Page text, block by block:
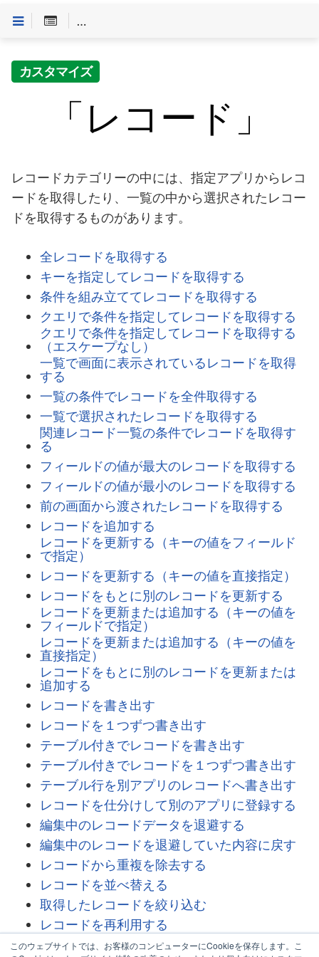
このウェブサイトでは、お客様のコンピューターにCookieを保存します。こ
Customineドキュメントへようこそ
カスタマイズ
「レコード」
レコードカテゴリーの中には、指定アプリからレコ
ードを取得したり、一覧の中から選択されたレコー
ドを取得するものがあります。
全レコードを取得する
キーを指定してレコードを取得する
条件を組み立ててレコードを取得する
クエリで条件を指定してレコードを取得する
クエリで条件を指定してレコードを取得する
（エスケープなし）
一覧で画面に表示されているレコードを取得
する
一覧の条件でレコードを全件取得する
一覧で選択されたレコードを取得する
関連レコード一覧の条件でレコードを取得す
る
フィールドの値が最大のレコードを取得する
フィールドの値が最小のレコードを取得する
前の画面から渡されたレコードを取得する
レコードを追加する
レコードを更新する（キーの値をフィールド
で指定）
レコードを更新する（キーの値を直接指定）
レコードをもとに別のレコードを更新する
レコードを更新または追加する（キーの値を
フィールドで指定）
レコードを更新または追加する（キーの値を
直接指定）
レコードをもとに別のレコードを更新または
追加する
レコードを書き出す
レコードを１つずつ書き出す
テーブル付きでレコードを書き出す
テーブル付きでレコードを１つずつ書き出す
テーブル行を別アプリのレコードへ書き出す
レコードを仕分けして別のアプリに登録する
編集中のレコードデータを退避する
編集中のレコードを退避していた内容に戻す
レコードから重複を除去する
レコードを並べ替える
取得したレコードを絞り込む
レコードを再利用する
現在のレコードにコメントを投稿する